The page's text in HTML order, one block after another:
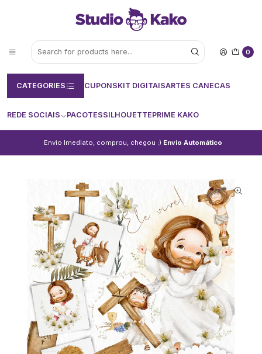
0
CATEGORIES CUPONSKIT DIGITAISARTES CANECAS
REDE SOCIAIS PACOTESSILHOUETTEPRIME KAKO
Envio Imediato, comprou, chegou :) Envio Automático